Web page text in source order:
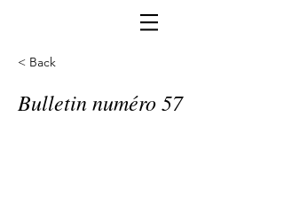
< Back
Bulletin numéro 57